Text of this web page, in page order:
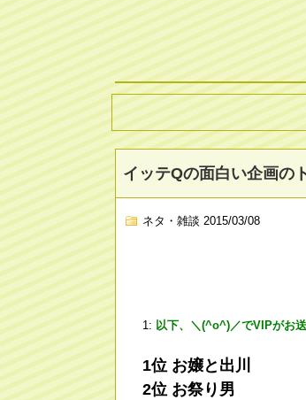
イッテQの面白い企画の
ネタ・雑談 2015/03/08
1: 以下、＼(^o^)／でVIPがお
1位 お嬢と出川
2位 お祭り男